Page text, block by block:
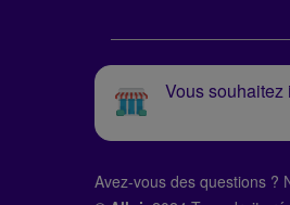
Vous
Avez-vous des questions ?